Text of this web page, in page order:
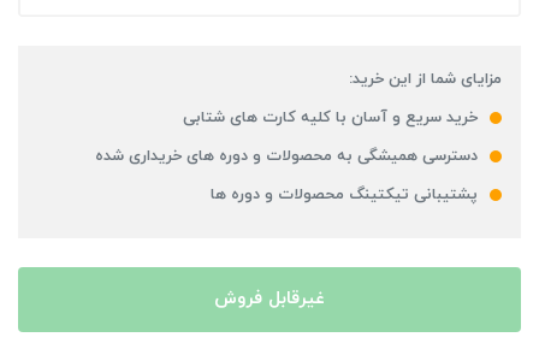
مزایای شما از این خرید:
خرید سریع و آسان با کلیه کارت های شتابی
دسترسی همیشگی به محصولات و دوره های خریداری شده
پشتیبانی تیکتینگ محصولات و دوره ها
غیرقابل فروش